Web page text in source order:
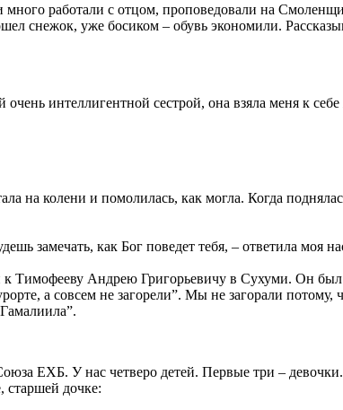
рабо­та­ли с отцом, про­по­ве­до­ва­ли на
сне­жок, уже боси­ком – обувь эко­но­ми­ли.
интел­ли­гент­ной сест­рой, она взя­ла меня к
на коле­ни и помо­ли­лась, как мог­ла. Когда
заме­чать, как Бог пове­дет тебя, – отве­ти­ла моя
Тимо­фе­е­ву Андрею Гри­го­рье­ви­чу в Суху­ми. Он
а совсем не заго­ре­ли”. Мы не заго­ра­ли пото­му,
ЕХБ. У нас чет­ве­ро детей. Пер­вые три – девоч­ки.
стар­шей дочке: